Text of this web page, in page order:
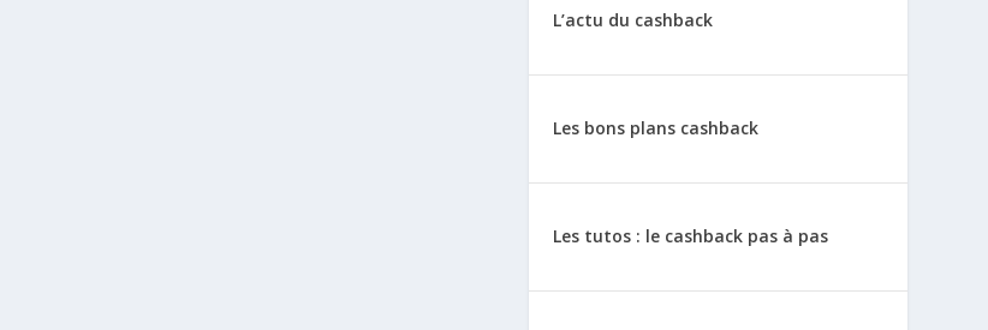
L’actu du cashback
Les bons plans cashback
Les tutos : le cashback pas à pas